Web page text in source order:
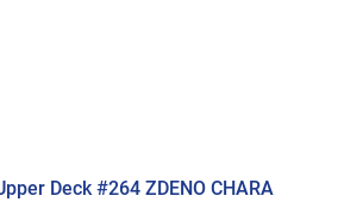
Deck #264 ZDENO CHARA